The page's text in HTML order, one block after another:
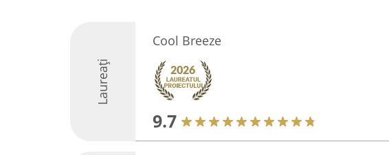
Laureați
Cool Breeze
9.7